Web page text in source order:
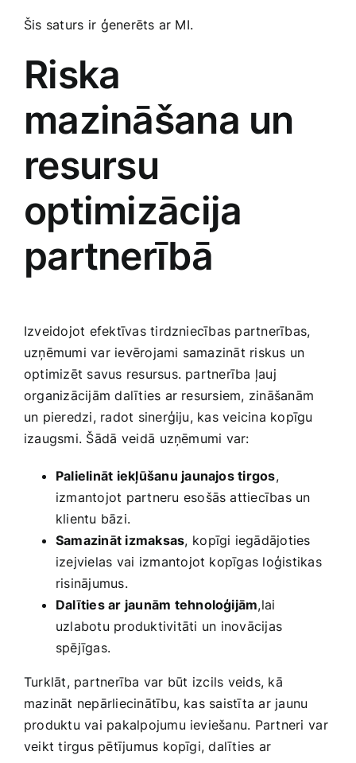
Šis saturs ir⁤ ģenerēts ar ‌MI.
Riska
mazināšana un⁢
resursu
optimizācija‌
partnerībā
Izveidojot efektīvas tirdzniecības partnerības,
uzņēmumi var ievērojami‌ samazināt riskus un
optimizēt savus‌ resursus. partnerība ļauj
organizācijām dalīties ar ‍resursiem, zināšanām
un pieredzi, radot ‍sinerģiju, kas veicina kopīgu
izaugsmi. Šādā⁤ veidā⁢ uzņēmumi var:
Palielināt iekļūšanu jaunajos tirgos,
izmantojot partneru​ esošās attiecības un
klientu bāzi.
Samazināt izmaksas, ⁣kopīgi iegādājoties
izejvielas vai ⁢izmantojot kopīgas‍ loģistikas
risinājumus.
Dalīties ar jaunām ‌tehnoloģijām,lai
uzlabotu ‍produktivitāti un⁣ inovācijas
spējīgas.
Turklāt, partnerība var‍ būt⁤ izcils veids, kā
mazināt nepārliecinātību, kas saistīta ar jaunu
produktu vai pakalpojumu ieviešanu. Partneri⁣ var
veikt tirgus pētījumus kopīgi, dalīties ar